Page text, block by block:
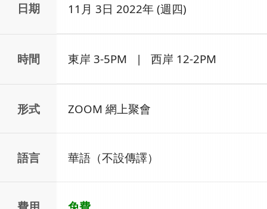
日期 11月 3日 2022年 (週四)
時間 東岸 3-5PM | 西岸 12-2PM
形式 ZOOM 網上聚會
語言 華語（不設傳譯）